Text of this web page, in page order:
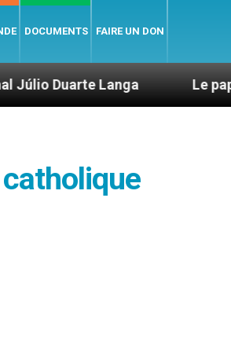
DOCUMENTS FAIRE UN DON
Le pape Léon XIV
catholique